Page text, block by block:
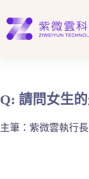
至
要
Q: 請問女生
主筆：紫微雲執行